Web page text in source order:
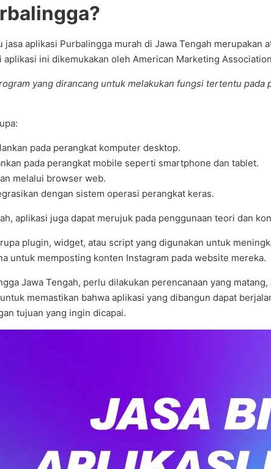
jasa aplikasi Purbalingga murah di Jawa Tengah
ini dikemukakan oleh American Marketing
yang dirancang untuk melakukan fungsi tertentu
pada perangkat komputer desktop.
pada perangkat mobile seperti smartphone dan tablet.
melalui browser web.
dengan sistem operasi perangkat keras.
aplikasi juga dapat merujuk pada penggunaan teori dan
plugin, widget, atau script yang digunakan untuk
untuk memposting konten Instagram pada website mereka.
Jawa Tengah, perlu dilakukan perencanaan yang
memastikan bahwa aplikasi yang dibangun dapat
tujuan yang ingin dicapai.